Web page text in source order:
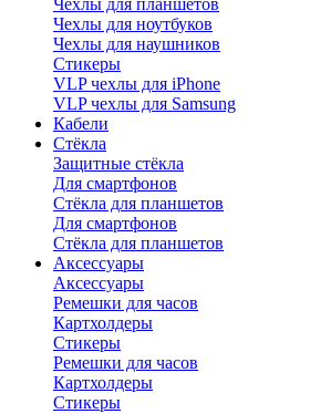
Чехлы для планшетов
Чехлы для ноутбуков
Чехлы для наушников
Стикеры
VLP чехлы для iPhone
VLP чехлы для Samsung
Кабели
Стёкла
Защитные стёкла
Для смартфонов
Стёкла для планшетов
Для смартфонов
Стёкла для планшетов
Аксессуары
Аксессуары
Ремешки для часов
Картхолдеры
Стикеры
Ремешки для часов
Картхолдеры
Стикеры